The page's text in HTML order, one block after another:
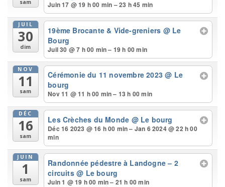
sam Juin 17 @ 19 h 00 min – 23 h 45 min
JUIL
30
dim
19ème Brocante & Vide-greniers @ Le
Bourg
Juil 30 @ 7 h 00 min – 19 h 00 min
NOV
11
sam
Cérémonie du 11 novembre 2023@ Le
bourg
Nov 11 @ 11 h 00 min – 13 h 00 min
DÉC
16
sam
Les Crèches du Monde @ Le bourg
Déc 16 2023 @ 16 h 00 min – Jan 6 2024 @ 22 h 00
min
JUIN
1
sam
Randonnée pédestre à Landogne – 2
circuits@ Le bourg
Juin 1 @ 19 h 00 min – 21 h 00 min